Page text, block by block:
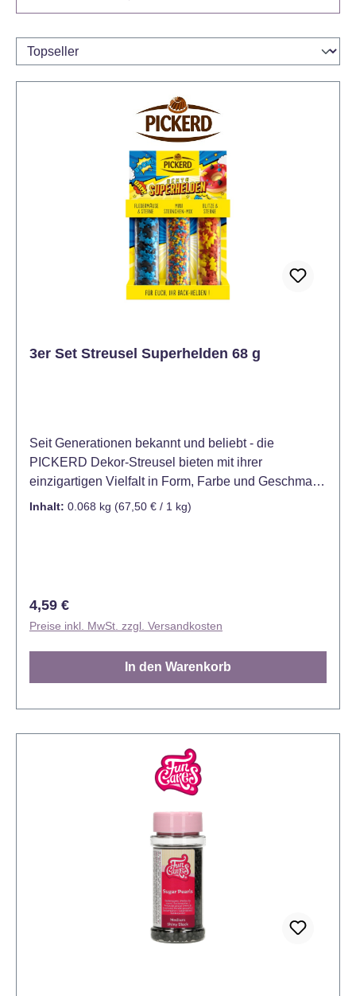
3er Set Streusel Superhelden 68 g
Seit Generationen bekannt und beliebt - die
PICKERD Dekor-Streusel bieten mit ihrer
einzigartigen Vielfalt in Form, Farbe und Geschmack
für jeden Anlass die passende Dekoration. Mit den
verwandeln sich Kuchen, Torten, Muffins, Plätzchen,
Cupcakes oder Gebäck, in eine heldenhafte
Leckerei für Jeden, auch Perfekt für Themenpartys
oder Kindergeburtstage. Hinweis: Kühl und trocken
Inhalt: 0.068 kg (67,50 € / 1 kg)
Regulärer Preis:
4,59 €
Preise inkl. MwSt. zzgl. Versandkosten
In den Warenkorb